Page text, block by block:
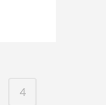
4